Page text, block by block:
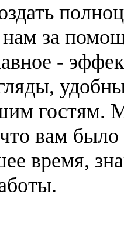
нам за
-
гостям.
вам
время,